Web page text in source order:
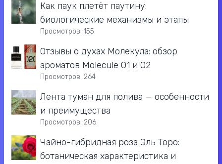
Как паук плетёт паутину:
биологические механизмы и этапы
Просмотров: 155
Отзывы о духах Молекула: обзор
ароматов Molecule 01 и 02
Просмотров: 264
Лента туман для полива — особенности
и преимущества
Просмотров: 206
Чайно-гибридная роза Эль Торо:
ботаническая характеристика и